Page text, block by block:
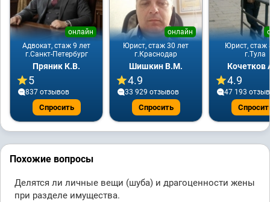
Адвокат, стаж 9 лет
онлайн
г.Санкт-Петербург
Пряник К.В.
5
837 отзывов
Спросить
Юрист, стаж 30 лет
онлайн
г.Краснодар
Шишкин В.М.
4.9
33 929 отзывов
Спросить
Юрист, стаж
г.Тула
Кочетков
4.9
47 193
Похожие вопросы
Делятся ли личные вещи (шуба) и драгоценности жены
при разделе имущества.